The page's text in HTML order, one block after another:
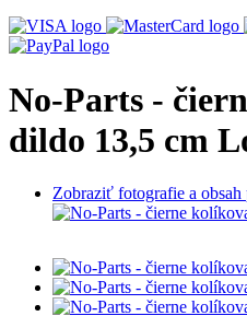
No-Parts -
dildo 13,5 cm
Zobraziť fotografie a obsah